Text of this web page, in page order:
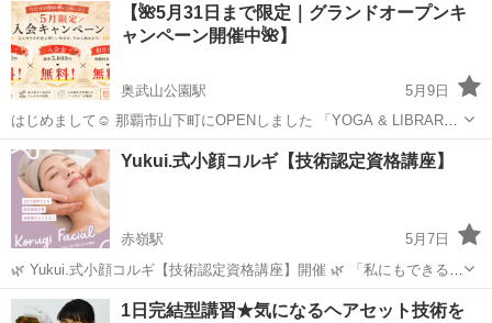
点に福岡・大阪・神奈川・東京と 全国各地で耳つぼジュエリー資...
【🌺5月31日まで限定｜グランドオープンキ
ャンペーン開催中🌺】
奥武山公園駅
5月9日
はじめまして☺️ 那覇市山下町にOPENしました 「YOGA & LIBRARY
STUDIO 8131」 オーナーのMayaです🌿 STUDIO 8131は、 ウェルネ
ス・島文化・健康教育を一体化した 地域...
沖縄 那覇市 奥武山公園駅 その他 Instagram
Yukui.式小顔コルギ【技術認定資格講座】
赤嶺駅
5月7日
🌿 Yukui.式小顔コルギ【技術認定資格講座】開催 🌿 「私にもできるか
な…？」 そんな未経験の方でも安心して学べる 少人数制の技術講座で
す☺️✨ マンツーマンに近い形で、 圧の入れ方や手の使い方まで ...
沖縄 那覇市 赤嶺駅 その他 コルギ
1日完結型講習★気になるヘアセット技術を